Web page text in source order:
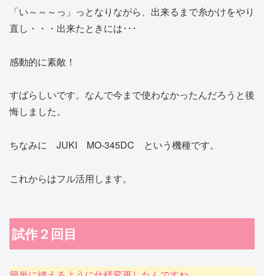
「い～～～っ」っとなりながら、出来るまで糸かけをやり
直し・・・出来たときには･･･
感動的に素敵！
すばらしいです。なんで今まで使わなかったんだろうと後
悔しました。
ちなみに JUKI MO-345DC という機種です。
これからはフル活用します。
試作２回目